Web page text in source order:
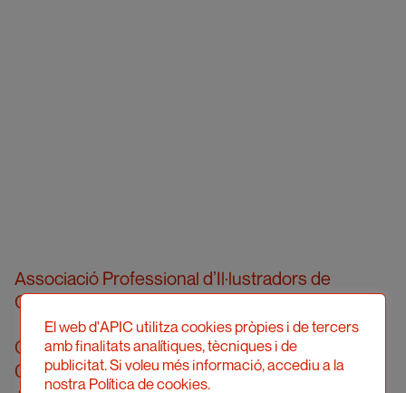
Associació Professional d’Il·lustradors de
Catalunya
Carrer Londres, 96, pral. 2a
08036 Barcelona
El web d'APIC utilitza cookies pròpies i de tercers
amb finalitats analítiques, tècniques i de
publicitat. Si voleu més informació, accediu a la
nostra Política de cookies.